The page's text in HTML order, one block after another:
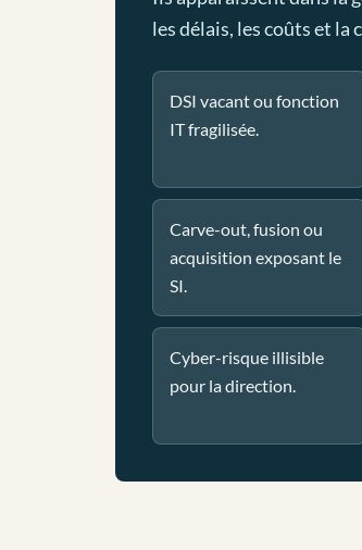
les délais, les coûts et la
DSI vacant ou fonction
IT fragilisée.
Carve-out, fusion ou
acquisition exposant le
SI.
Cyber-risque illisible
pour la direction.